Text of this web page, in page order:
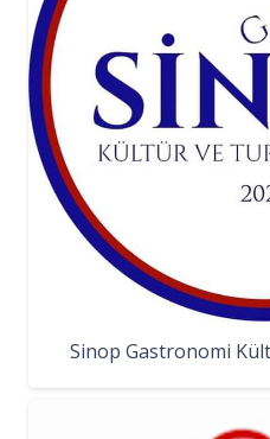
Sinop Gastronomi